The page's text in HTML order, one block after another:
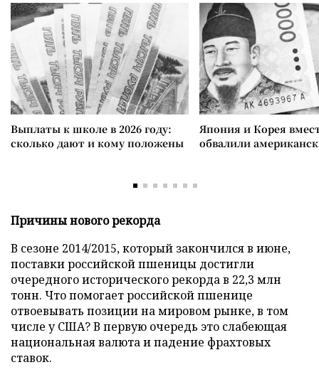
Выплаты к школе в 2026 году:
сколько дают и кому положены
Япония и Корея
обвалили
Причины нового рекорда
В сезоне 2014/2015, который закончился в июне,
поставки российской пшеницы достигли
очередного исторического рекорда в 22,3 млн
тонн. Что помогает российской пшенице
отвоевывать позиции на мировом рынке, в том
числе у США? В первую очередь это слабеющая
национальная валюта и падение фрахтовых
ставок.